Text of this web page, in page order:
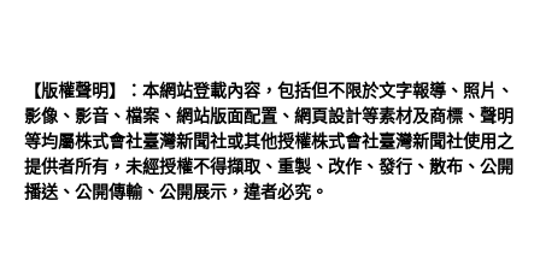
【版權聲明】：本網站登載內容，包括但不限於文字報導、照片、
影像、影音、檔案、網站版面配置、網頁設計等素材及商標、聲明
等均屬株式會社臺灣新聞社或其他授權株式會社臺灣新聞社使用之
提供者所有，未經授權不得擷取、重製、改作、發行、散布、公開
播送、公開傳輸、公開展示，違者必究。